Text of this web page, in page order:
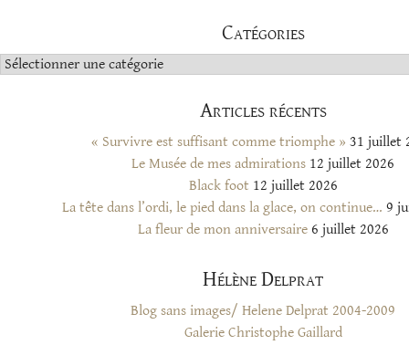
Catégories
Catégories
Articles récents
« Survivre est suffisant comme triomphe » 31 juillet
Le Musée de mes admirations 12 juillet 2026
Black foot 12 juillet 2026
La tête dans l’ordi, le pied dans la glace, on continue… 9
La fleur de mon anniversaire 6 juillet 2026
Hélène Delprat
Blog sans images/ Helene Delprat 2004-2009
Galerie Christophe Gaillard